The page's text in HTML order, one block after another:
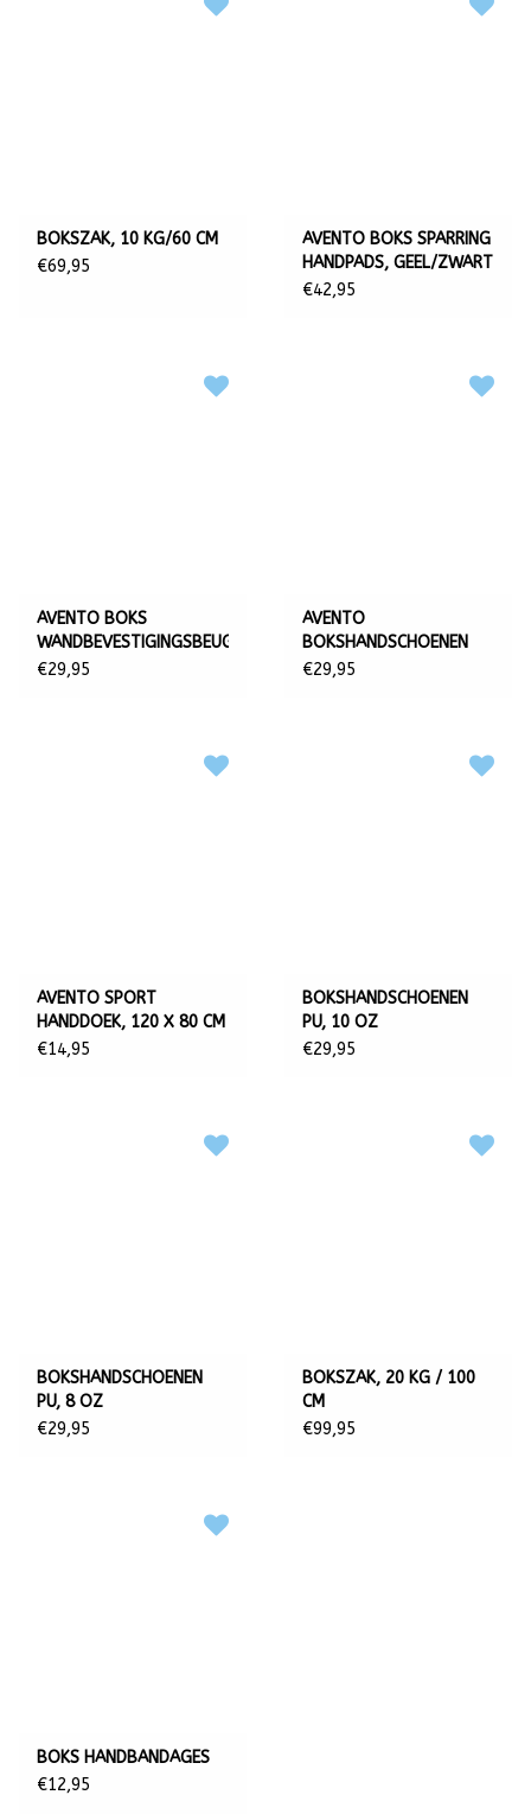
BOKSZAK, 10 KG/60 CM
€69,95
AVENTO BOKS SPARRING
HANDPADS, GEEL/ZWART
€42,95
AVENTO BOKS
WANDBEVESTIGINGSBEUGEL
€29,95
AVENTO
BOKSHANDSCHOENEN
PU, 14 OZ
€29,95
AVENTO SPORT
HANDDOEK, 120 X 80 CM
€14,95
BOKSHANDSCHOENEN
PU, 10 OZ
€29,95
BOKSHANDSCHOENEN
PU, 8 OZ
€29,95
BOKSZAK, 20 KG / 100
CM
€99,95
BOKS HANDBANDAGES
€12,95